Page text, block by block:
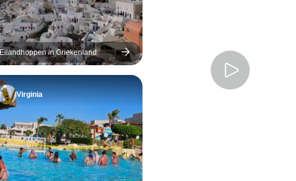
lag het
terug in
konden
zien. Dit
ervaring
weer
Eilandhoppen in Griekenland
Virginia